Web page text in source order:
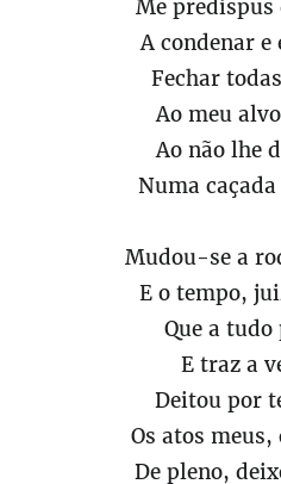
Me predispus
A condenar e
Fechar
Ao meu
Ao não lhe
Numa
Mudou-se a
E o tempo,
Que a
E traz a
Deitou por
Os atos
De pleno,